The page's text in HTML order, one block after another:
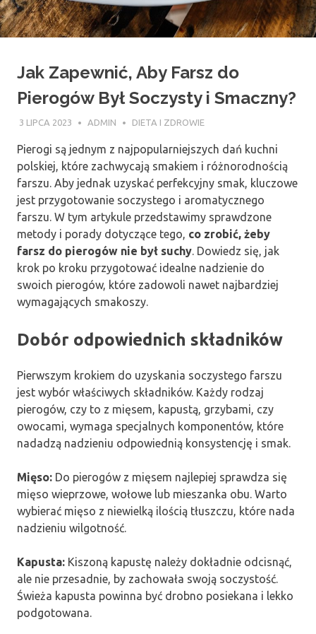
Jak Zapewnić, Aby Farsz do
Pierogów Był Soczysty i Smaczny?
3 LIPCA 2023 ADMIN DIETA I ZDROWIE
Pierogi są jednym z najpopularniejszych dań kuchni
polskiej, które zachwycają smakiem i różnorodnością
farszu. Aby jednak uzyskać perfekcyjny smak, kluczowe
jest przygotowanie soczystego i aromatycznego
farszu. W tym artykule przedstawimy sprawdzone
metody i porady dotyczące tego, co zrobić, żeby
farsz do pierogów nie był suchy. Dowiedz się, jak
krok po kroku przygotować idealne nadzienie do
swoich pierogów, które zadowoli nawet najbardziej
wymagających smakoszy.
Dobór odpowiednich składników
Pierwszym krokiem do uzyskania soczystego farszu
jest wybór właściwych składników. Każdy rodzaj
pierogów, czy to z mięsem, kapustą, grzybami, czy
owocami, wymaga specjalnych komponentów, które
nadadzą nadzieniu odpowiednią konsystencję i smak.
Mięso: Do pierogów z mięsem najlepiej sprawdza się
mięso wieprzowe, wołowe lub mieszanka obu. Warto
wybierać mięso z niewielką ilością tłuszczu, które nada
nadzieniu wilgotność.
Kapusta: Kiszoną kapustę należy dokładnie odcisnąć,
ale nie przesadnie, by zachowała swoją soczystość.
Świeża kapusta powinna być drobno posiekana i lekko
podgotowana.